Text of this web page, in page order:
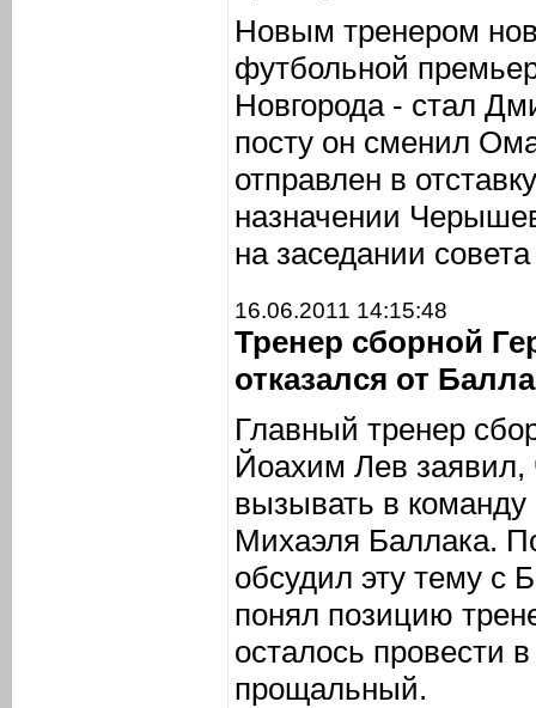
Новым тренером
футбольной
Новгорода - стал
посту он сменил
отправлен в
назначении
на заседании
16.06.2011 14:15:48
Тренер сборной
отказался от
Главный тренер
Йоахим Лев заявил,
вызывать в команду
Михаэля Баллака.
обсудил эту тему с
понял позицию
осталось провести
прощальный.